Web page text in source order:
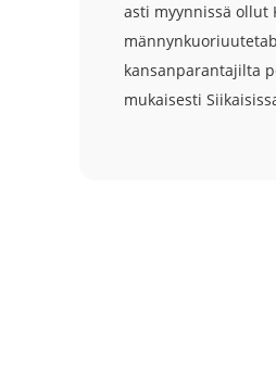
asti myynnissä ollut
kansanparantajilta
mukaisesti